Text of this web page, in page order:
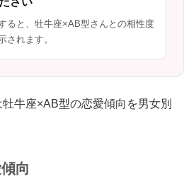
ると、牡牛座×AB型さんとの相性度
されます。
牛座×AB型の恋愛傾向を男女別
向